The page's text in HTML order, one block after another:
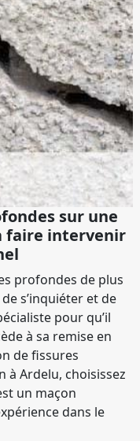
sur une
faire intervenir
profondes de plus
s’inquiéter et de
pour qu’il
à sa remise en
de fissures
à Ardelu, choisissez
un maçon
dans le